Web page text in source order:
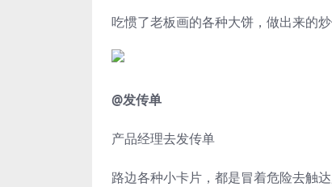
吃惯了老板画的各种大饼，做出来的炒
@发传单
产品经理去发传单
路边各种小卡片，都是冒着危险去触